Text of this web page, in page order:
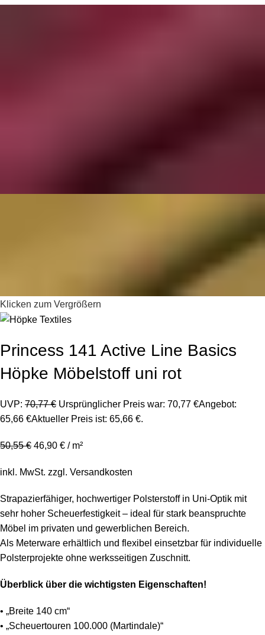
Klicken zum Vergrößern
Princess 141 Active Line Basics
Höpke Möbelstoff uni rot
UVP: 70,77€ Ursprünglicher Preis war: 70,77 €Angebot:
65,66 €Aktueller Preis ist: 65,66 €.
50,55€ 46,90 € / m²
inkl. MwSt. zzgl. Versandkosten
Strapazierfähiger, hochwertiger Polsterstoff in Uni-Optik mit
sehr hoher Scheuerfestigkeit – ideal für stark beanspruchte
Möbel im privaten und gewerblichen Bereich.
Als Meterware erhältlich und flexibel einsetzbar für individuelle
Polsterprojekte ohne werksseitigen Zuschnitt.
Überblick über die wichtigsten Eigenschaften!
• „Breite 140 cm“
• „Scheuertouren 100.000 (Martindale)“